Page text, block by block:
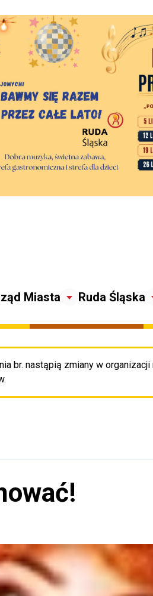
Miasta Ruda Śląska
br. nastąpią zmiany w